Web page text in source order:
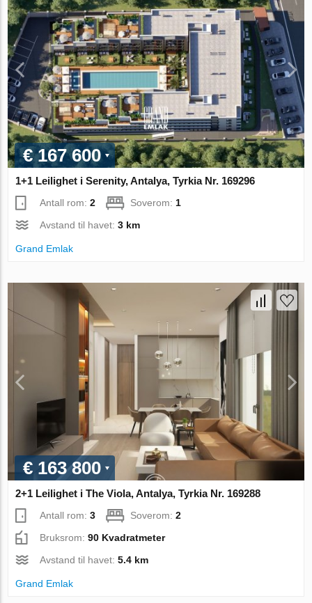
€ 167 600
1+1 Leilighet i Serenity, Antalya, Tyrkia Nr. 169296
Antall rom:2 Soverom: 1
Avstand til havet:3 km
Grand Emlak
€ 163 800
2+1 Leilighet i The Viola, Antalya, Tyrkia Nr. 169288
Antall rom:3 Soverom:2
Bruksrom:90 Kvadratmeter
Avstand til havet:5.4 km
Grand Emlak